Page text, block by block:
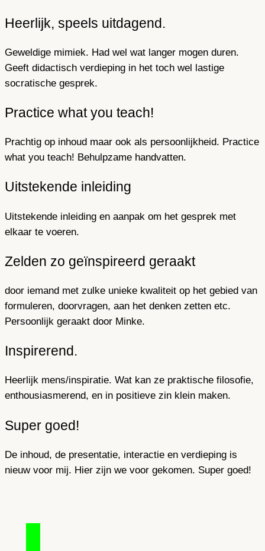
Heerlijk, speels uitdagend.
Geweldige mimiek. Had wel wat langer mogen duren.
Geeft didactisch verdieping in het toch wel lastige
socratische gesprek.
Practice what you teach!
Prachtig op inhoud maar ook als persoonlijkheid. Practice
what you teach! Behulpzame handvatten.
Uitstekende inleiding
Uitstekende inleiding en aanpak om het gesprek met
elkaar te voeren.
Zelden zo geïnspireerd geraakt
door iemand met zulke unieke kwaliteit op het gebied van
formuleren, doorvragen, aan het denken zetten etc.
Persoonlijk geraakt door Minke.
Inspirerend.
Heerlijk mens/inspiratie. Wat kan ze praktische filosofie,
enthousiasmerend, en in positieve zin klein maken.
Super goed!
De inhoud, de presentatie, interactie en verdieping is
nieuw voor mij. Hier zijn we voor gekomen. Super goed!